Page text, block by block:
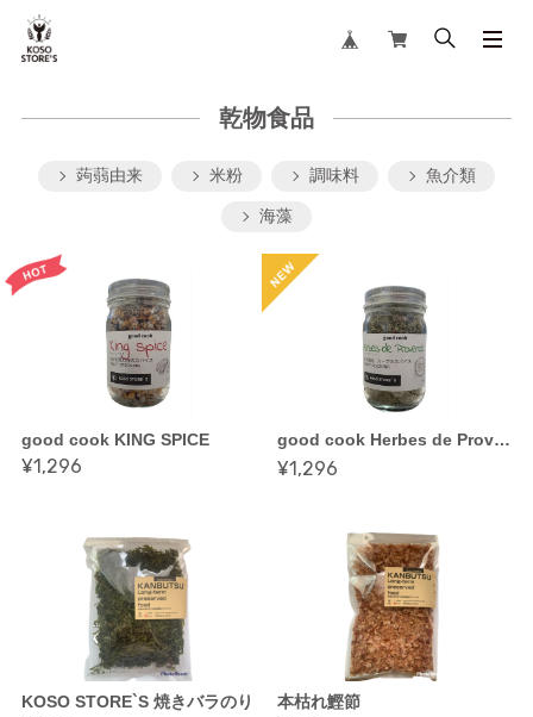
乾物食品
蒟蒻由来 米粉 調味料 魚介類
海藻
good cook KING SPICE
¥1,296
good cook Herbes de Provence （ハーブミックス）
¥1,296
KOSO STORE`S 焼きバラのり 本枯れ鰹節